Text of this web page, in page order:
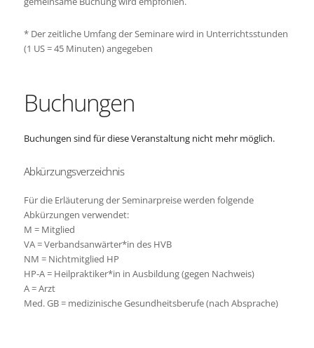
* Der zeitliche Umfang der Seminare wird in Unterrichtsstunden
(1 US = 45 Minuten) angegeben
Buchungen
Buchungen sind für diese Veranstaltung nicht mehr möglich.
Abkürzungsverzeichnis
Für die Erläuterung der Seminarpreise werden folgende
Abkürzungen verwendet:
M = Mitglied
VA = Verbandsanwärter*in des HVB
NM = Nichtmitglied HP
HP-A = Heilpraktiker*in in Ausbildung (gegen Nachweis)
A = Arzt
Med. GB = medizinische Gesundheitsberufe (nach Absprache)